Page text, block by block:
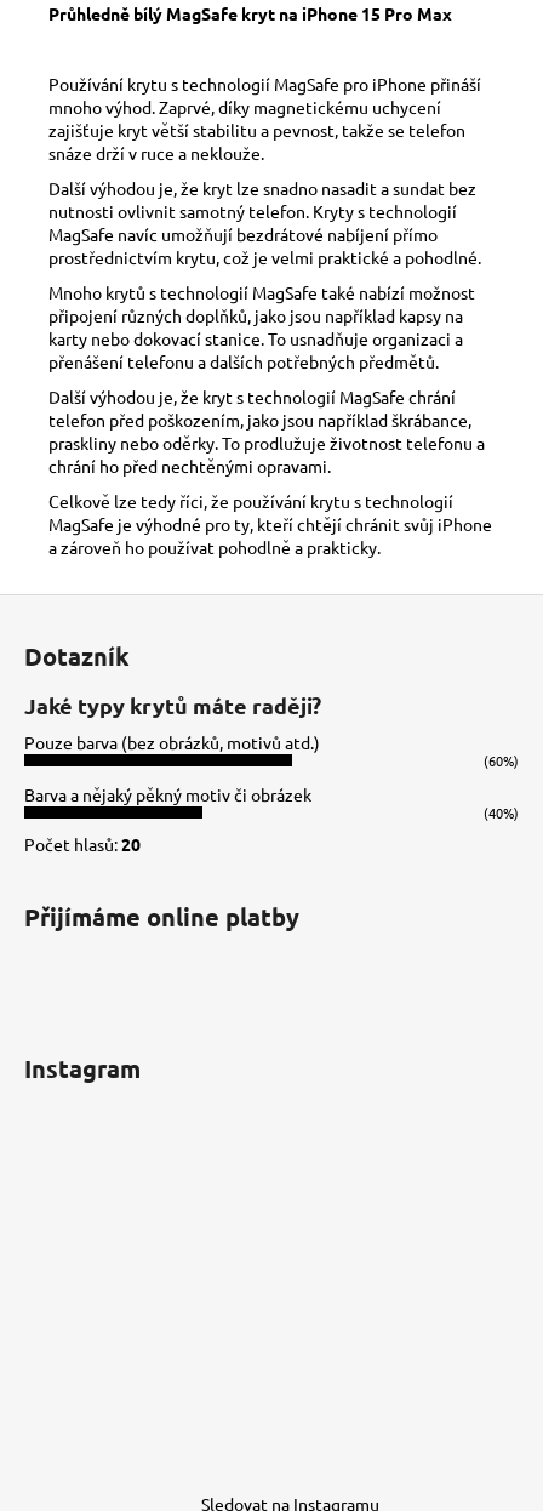
Průhledně bílý MagSafe kryt na iPhone 15 Pro Max
Používání krytu s technologií MagSafe pro iPhone přináší
mnoho výhod. Zaprvé, díky magnetickému uchycení
zajišťuje kryt větší stabilitu a pevnost, takže se telefon
snáze drží v ruce a neklouže.
Další výhodou je, že kryt lze snadno nasadit a sundat bez
nutnosti ovlivnit samotný telefon. Kryty s technologií
MagSafe navíc umožňují bezdrátové nabíjení přímo
prostřednictvím krytu, což je velmi praktické a pohodlné.
Mnoho krytů s technologií MagSafe také nabízí možnost
připojení různých doplňků, jako jsou například kapsy na
karty nebo dokovací stanice. To usnadňuje organizaci a
přenášení telefonu a dalších potřebných předmětů.
Další výhodou je, že kryt s technologií MagSafe chrání
telefon před poškozením, jako jsou například škrábance,
praskliny nebo oděrky. To prodlužuje životnost telefonu a
chrání ho před nechtěnými opravami.
Celkově lze tedy říci, že používání krytu s technologií
MagSafe je výhodné pro ty, kteří chtějí chránit svůj iPhone
a zároveň ho používat pohodlně a prakticky.
Dotazník
Jaké typy krytů máte raději?
Pouze barva (bez obrázků, motivů atd.)
(60%)
Barva a nějaký pěkný motiv či obrázek
(40%)
Počet hlasů:20
Přijímáme online platby
Instagram
Sledovat na Instagramu